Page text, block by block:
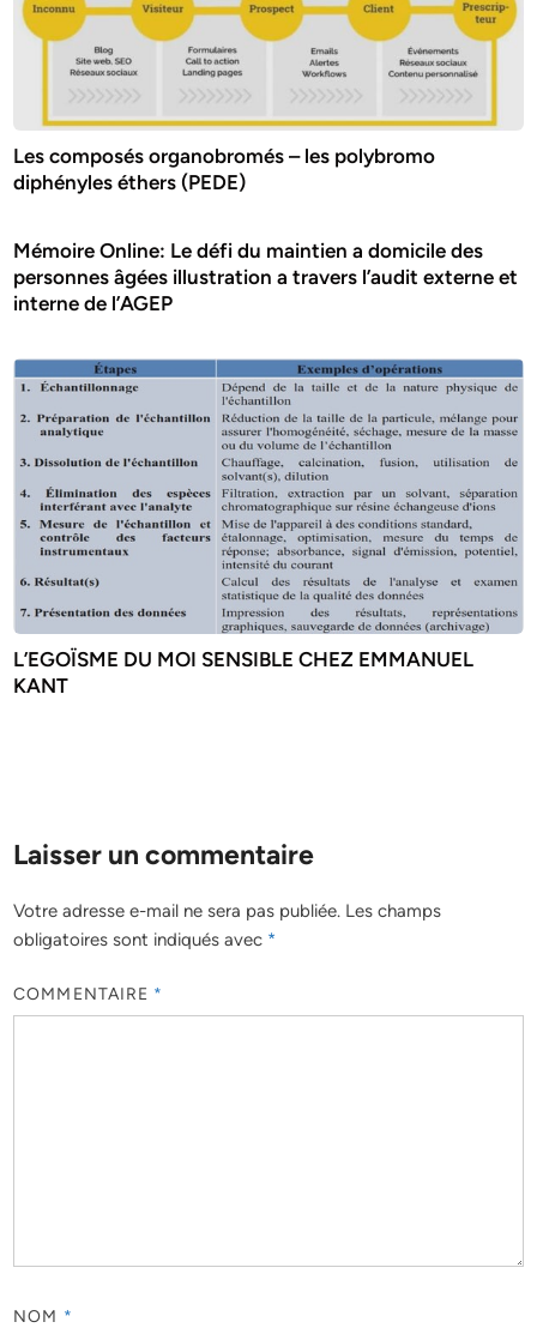
Les composés organobromés – les polybromo
diphényles éthers (PEDE)
Mémoire Online: Le défi du maintien a domicile des
personnes âgées illustration a travers l’audit externe et
interne de l’AGEP
L’EGOÏSME DU MOI SENSIBLE CHEZ EMMANUEL
KANT
Laisser un commentaire
Votre adresse e-mail ne sera pas publiée. Les champs
obligatoires sont indiqués avec *
COMMENTAIRE *
NOM *